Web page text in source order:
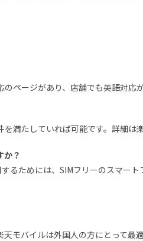
ページがあり、店舗でも英語対応
満たしていれば可能です。詳細は
か？
るためには、SIMフリーのスマート
モバイルは外国人の方にとって最